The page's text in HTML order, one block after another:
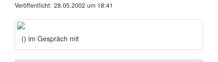
Veröffentlicht: 28.05.2002 um 18:41
() im Gespräch mit